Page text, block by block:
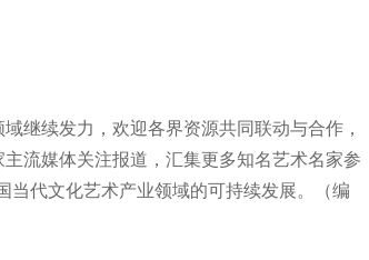
继续发力，欢迎各界资源共同联动与合作，
流媒体关注报道，汇集更多知名艺术名家参
当代文化艺术产业领域的可持续发展。（编